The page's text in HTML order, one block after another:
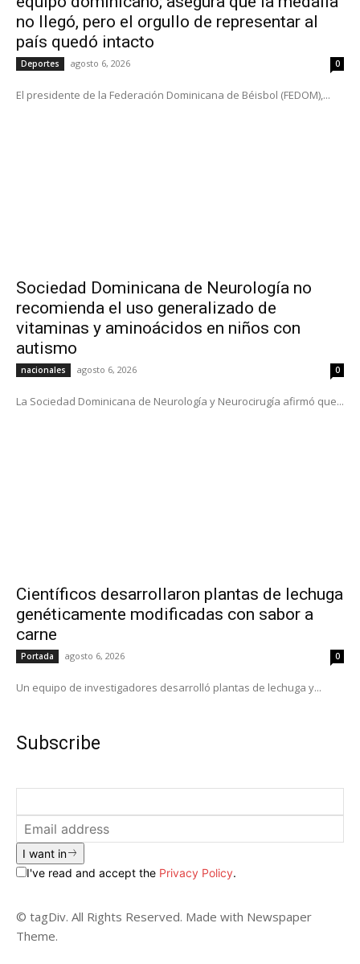
no llegó, pero el orgullo de representar al
país quedó intacto
Deportes agosto 6, 2026 0
El presidente de la Federación Dominicana de Béisbol (FEDOM),...
Sociedad Dominicana de Neurología no
recomienda el uso generalizado de
vitaminas y aminoácidos en niños con
autismo
nacionales agosto 6, 2026 0
La Sociedad Dominicana de Neurología y Neurocirugía afirmó que...
Científicos desarrollaron plantas de lechuga
genéticamente modificadas con sabor a
carne
Portada agosto 6, 2026 0
Un equipo de investigadores desarrolló plantas de lechuga y...
Subscribe
I want in
I've read and accept the Privacy Policy.
© tagDiv. All Rights Reserved. Made with Newspaper
Theme.